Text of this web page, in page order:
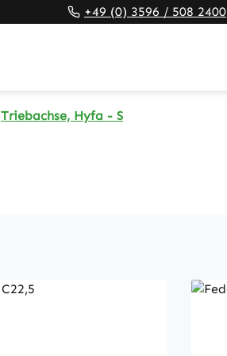
+49 (0) 3596 / 508 2400
Triebachse, Hyfa - S